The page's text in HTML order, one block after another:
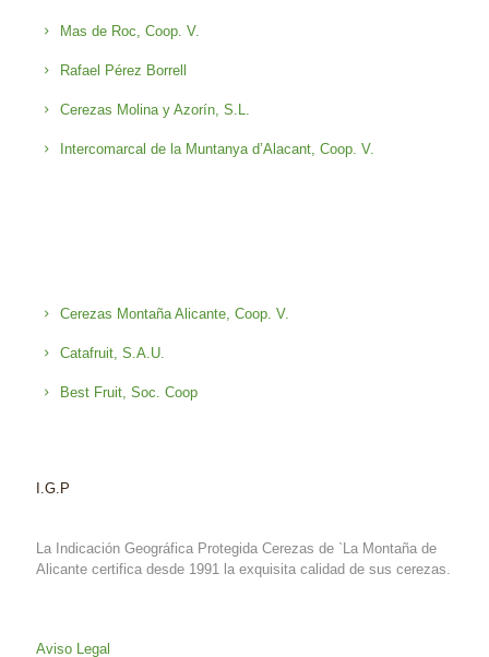
Mas de Roc, Coop. V.
Rafael Pérez Borrell
Cerezas Molina y Azorín, S.L.
Intercomarcal de la Muntanya d’Alacant, Coop. V.
Cerezas Montaña Alicante, Coop. V.
Catafruit, S.A.U.
Best Fruit, Soc. Coop
I.G.P
La Indicación Geográfica Protegida Cerezas de `La Montaña de
Alicante certifica desde 1991 la exquisita calidad de sus cerezas.
Aviso Legal